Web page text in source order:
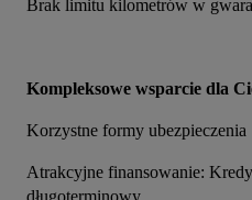
Brak limitu kilometrów w
Kompleksowe wsparcie dla
Korzystne formy ubezpieczenia
Atrakcyjne finansowanie: